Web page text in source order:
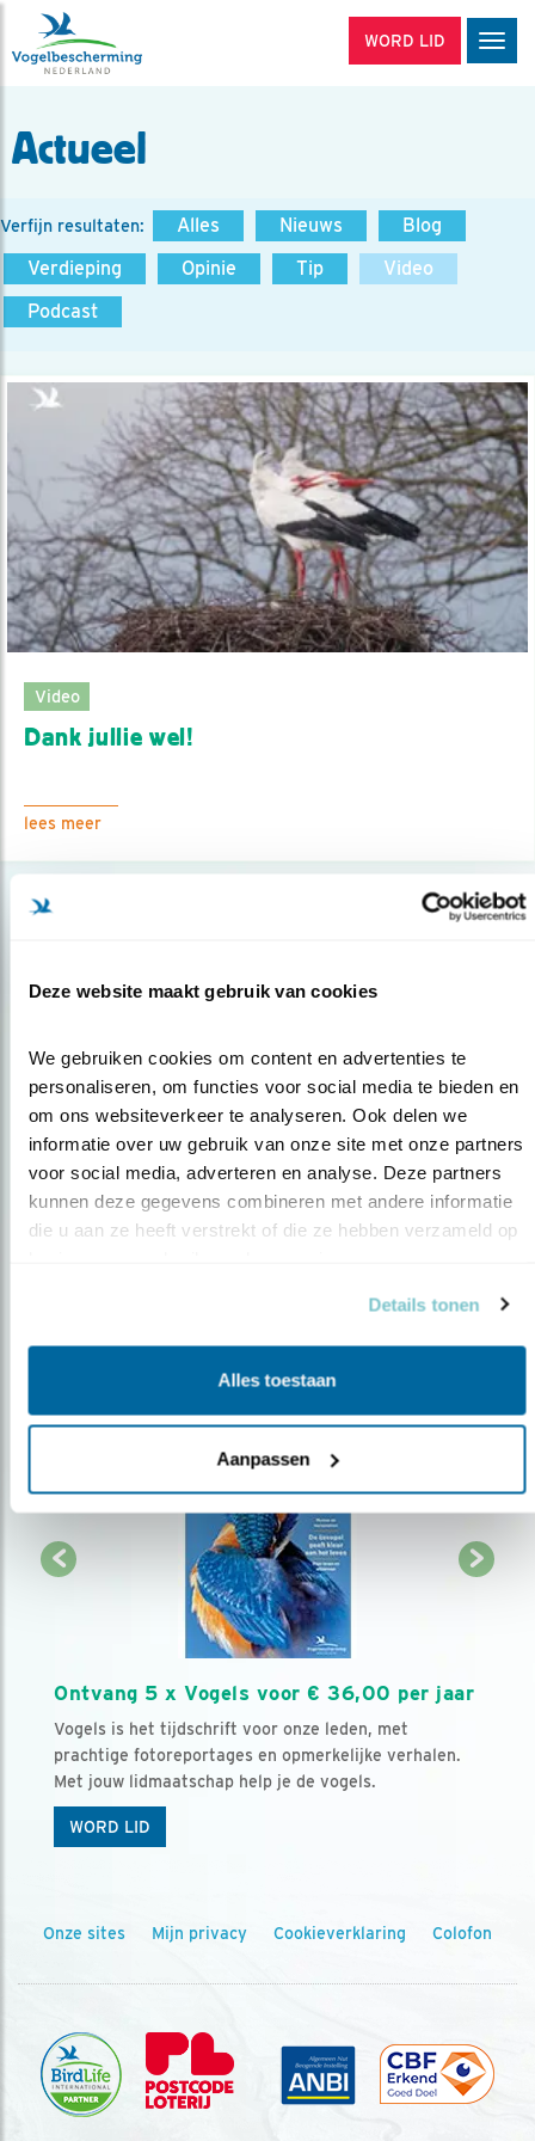
Deze website maakt gebruik van cookies
We gebruiken cookies om content en advertenties te
personaliseren, om functies voor social media te bieden en
om ons websiteverkeer te analyseren. Ook delen we
informatie over uw gebruik van onze site met onze partners
voor social media, adverteren en analyse. Deze partners
kunnen deze gegevens combineren met andere informatie
die u aan ze heeft verstrekt of die ze hebben verzameld op
Details tonen
Alles toestaan
Aanpassen
WORD LID
Actueel
Verfijn resultaten: Alles Nieuws
Blog
Verdieping
Opinie Tip
Video
Podcast
Video
Dank jullie wel!
lees meer
Op de hoogte blijven?
over vogels en activiteiten van Vogelbescherming.
AANMELDEN VOGELNIEUWS
Ontvang 5 x Vogels voor € 36,00 per jaar
Vogels is het tijdschrift voor onze leden, met
prachtige fotoreportages en opmerkelijke verhalen.
Met jouw lidmaatschap help je de vogels.
WORD LID
Onze sites Mijn privacy Cookieverklaring Colofon